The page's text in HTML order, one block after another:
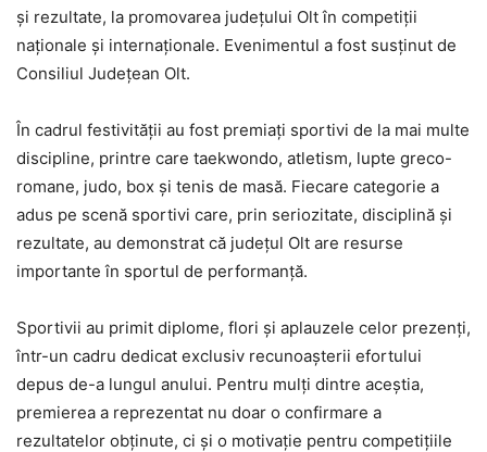
și rezultate, la promovarea județului Olt în competiții
naționale și internaționale. Evenimentul a fost susținut de
Consiliul Județean Olt.
În cadrul festivității au fost premiați sportivi de la mai multe
discipline, printre care taekwondo, atletism, lupte greco-
romane, judo, box și tenis de masă. Fiecare categorie a
adus pe scenă sportivi care, prin seriozitate, disciplină și
rezultate, au demonstrat că județul Olt are resurse
importante în sportul de performanță.
Sportivii au primit diplome, flori și aplauzele celor prezenți,
într-un cadru dedicat exclusiv recunoașterii efortului
depus de-a lungul anului. Pentru mulți dintre aceștia,
premierea a reprezentat nu doar o confirmare a
rezultatelor obținute, ci și o motivație pentru competițiile